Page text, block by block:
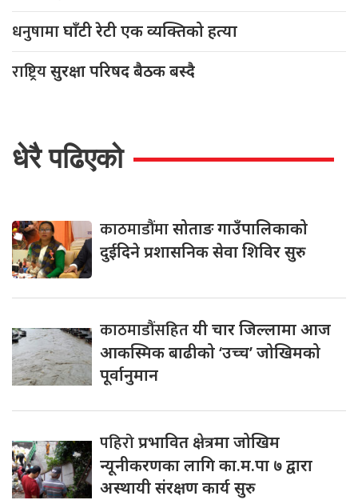
धनुषामाघाँटी रेटी एक व्यक्तिको हत्या
राष्ट्रियसुरक्षा परिषद बैठक बस्दै
धेरै पढिएको
काठमाडौंमासोताङ गाउँपालिकाको
दुईदिने प्रशासनिक सेवा शिविर सुरु
काठमाडौंसहितयी चार जिल्लामा आज
आकस्मिक बाढीको ‘उच्च’ जोखिमको
पूर्वानुमान
पहिरोप्रभावित क्षेत्रमा जोखिम
न्यूनीकरणका लागि का.म.पा ७ द्वारा
अस्थायी संरक्षण कार्य सुरु